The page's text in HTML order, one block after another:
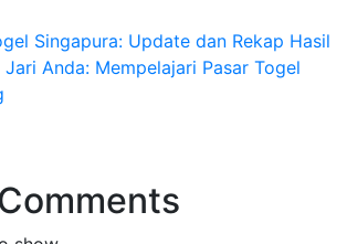
Singapura: Update dan Rekap Hasil
Anda: Mempelajari Pasar Togel